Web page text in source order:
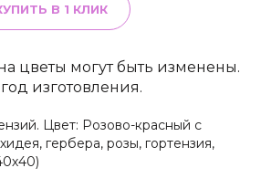
В 1 КЛИК
цветы могут быть изменены.
изготовления.
Цвет: Розово-красный с
гербера, розы, гортензия,